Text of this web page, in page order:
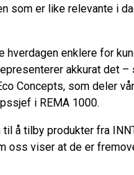
som er like relevante i
hverdagen enklere for
akkurat det
Concepts, som deler
i REMA 1000.
å tilby produkter fra
oss viser at de er